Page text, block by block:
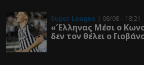
Super League | 08/08 - 18:21
«Έλληνας Μέσι ο
δεν τον θέλει ο